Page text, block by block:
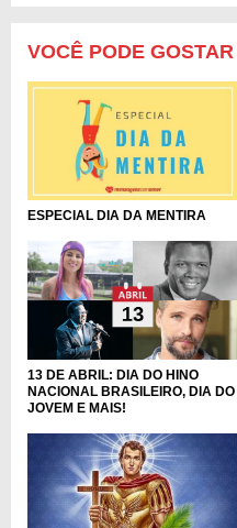
VOCÊ PODE GOSTAR
ESPECIAL DIA DA MENTIRA
13 DE ABRIL: DIA DO HINO
NACIONAL BRASILEIRO, DIA DO
JOVEM E MAIS!